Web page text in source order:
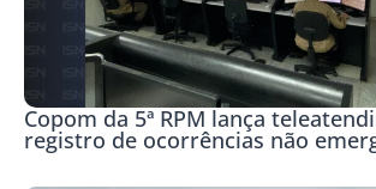
Copom da 5ª RPM lança
registro de ocorrências não